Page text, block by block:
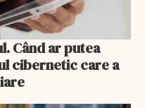
Când ar putea
cibernetic care a